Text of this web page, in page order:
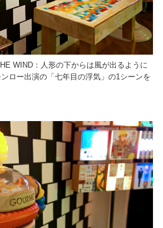
WIND：人形の下からは風が出るように
ロー出演の「七年目の浮気」の1シーンを